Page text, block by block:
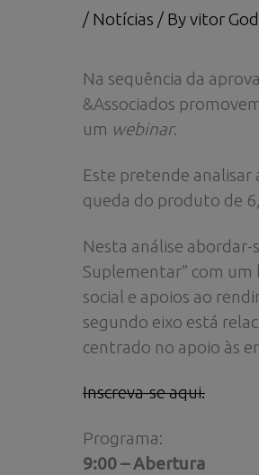
/ Notícias / Byvitor
Na sequência da
&Associados
um webinar.
Este pretende analisar
queda do produto de
Nesta análise
Suplementar” com
social e apoios ao
segundo eixo está
centrado no apoio às
Inscreva-se aqui.
Programa:
9:00 – Abertura